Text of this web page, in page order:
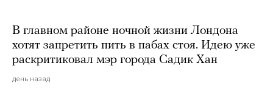
В главном районе ночной жизни Лондона
хотят запретить пить в пабах стоя. Идею уже
раскритиковал мэр города Садик Хан
день назад